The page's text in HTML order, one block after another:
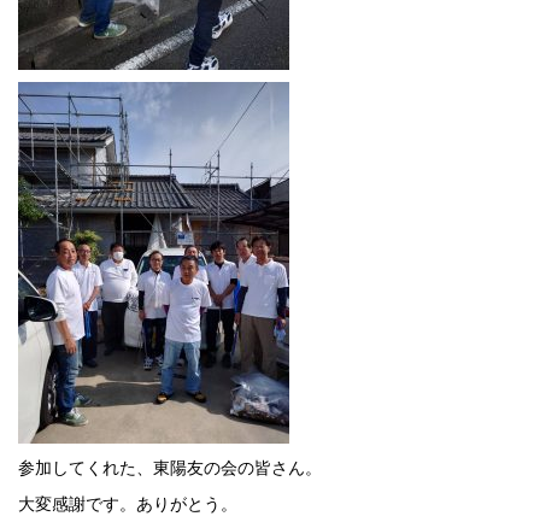
参加してくれた、東陽友の会の皆さん。
大変感謝です。ありがとう。